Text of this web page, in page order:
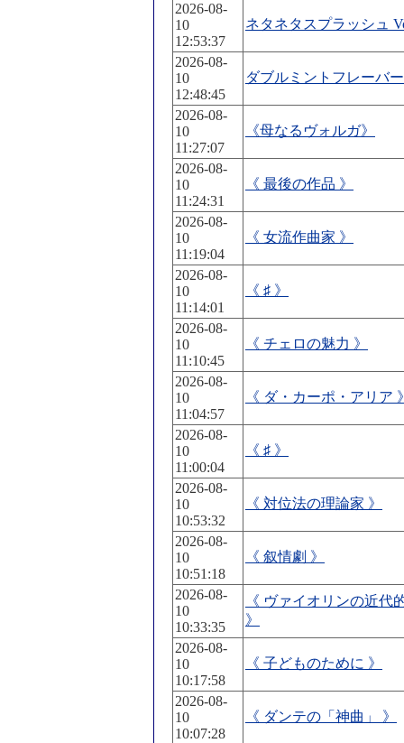
2026-08-
10
12:53:37
ネタネタスプラッシュ
2026-08-
10
12:48:45
ダブルミントフレーバ
2026-08-
10
11:27:07
《母なるヴォルガ》
2026-08-
10
11:24:31
《 最後の作品 》
2026-08-
10
11:19:04
《 女流作曲家 》
2026-08-
10
11:14:01
《 ♯ 》
2026-08-
10
11:10:45
《 チェロの魅力 》
2026-08-
10
11:04:57
《 ダ・カーポ・アリア
2026-08-
10
11:00:04
《 ♯ 》
2026-08-
10
10:53:32
《 対位法の理論家 》
2026-08-
10
10:51:18
《 叙情劇 》
2026-08-
10
10:33:35
《 ヴァイオリンの近代
》
2026-08-
10
10:17:58
《 子どものために 》
2026-08-
10
10:07:28
《 ダンテの「神曲」 》